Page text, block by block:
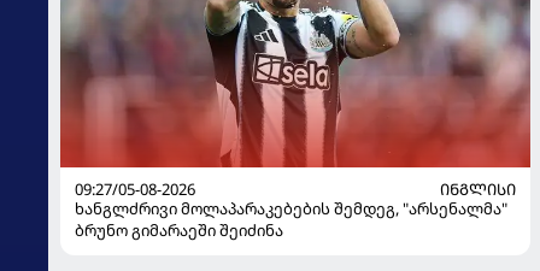
09:27/05-08-2026
ᲘᲜᲒᲚᲘᲡᲘ
ხანგლძრივი მოლაპარაკებების შემდეგ, "არსენალმა"
ბრუნო გიმარაეში შეიძინა